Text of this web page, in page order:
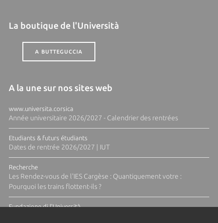
La boutique de l'Università
A BUTTEGUCCIA
A la une sur nos sites web
www.universita.corsica
Année universitaire 2026/2027 - Calendrier des rentrées
Etudiants & futurs étudiants
Dates de rentrée 2026/2027 | IUT
Recherche
Les Rendez-vous de l'IES Cargèse : Quantiquement votre :
Pourquoi les trains flottent-ils ?
Fundazione di l'Università